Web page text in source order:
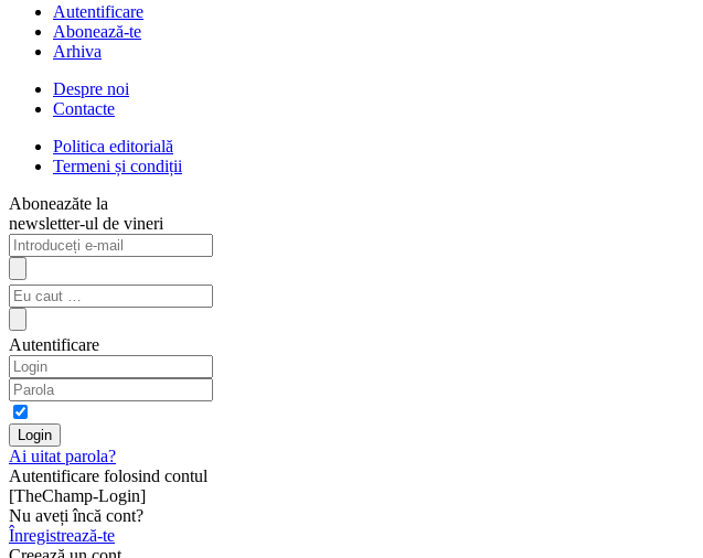
Autentificare
Abonează-te
Arhiva
Despre noi
Contacte
Politica editorială
Termeni și condiții
Aboneazăte la
newsletter-ul de vineri
Autentificare
Ai uitat parola?
Autentificare folosind contul
[TheChamp-Login]
Nu aveți încă cont?
Înregistrează-te